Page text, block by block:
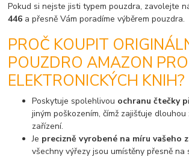
Pokud si nejste jisti typem pouzdra, zavolejte
446 a přesně Vám poradíme výběrem pouzdra.
PROČ KOUPIT
POUZDRO AMAZON
ELEKTRONICKÝCH KNIH?
Poskytuje spolehlivou ochranu čtečky
jiným poškozením, čímž zajišťuje
zařízení.
Je precizně vyrobené na míru vašeho
všechny výřezy jsou umístěny přesně na